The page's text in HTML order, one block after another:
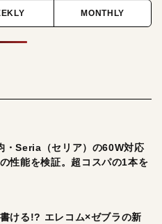
MONTHLY
・Seria（セリア）の60W対応
性能を検証。超コスパの1本を
ける!? エレコム×ゼブラの新